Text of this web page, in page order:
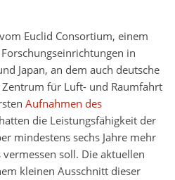
Euclid Consortium, einem
in
Japan, an dem auch deutsche
für Luft- und Raumfahrt
Aufnahmen des
hatten die Leistungsfähigkeit der
mindestens sechs Jahre mehr
soll. Die aktuellen
kleinen Ausschnitt dieser